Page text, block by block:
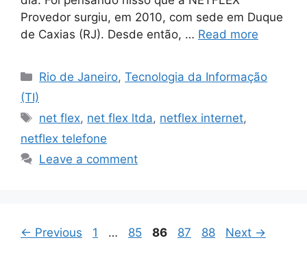
Provedor surgiu, em 2010, com sede em Duque
de Caxias (RJ). Desde então, … Read more
Categories
Rio de Janeiro,Tecnologia da Informação
(TI)
Tags
net flex, net flex ltda, netflex internet,
netflex telefone
Leave a comment
← Previous Page
1 … Page
85 Page
86 Page
87 Page
88 Next →